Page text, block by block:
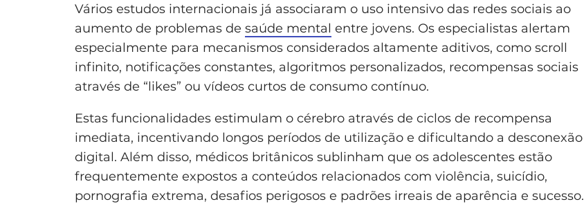
Vários estudos internacionais já associaram o uso intensivo das redes sociais ao
aumento de problemas de saúde mental entre jovens. Os especialistas alertam
especialmente para mecanismos considerados altamente aditivos, como scroll
infinito, notificações constantes, algoritmos personalizados, recompensas sociais
através de “likes” ou vídeos curtos de consumo contínuo.
Estas funcionalidades estimulam o cérebro através de ciclos de recompensa
imediata, incentivando longos períodos de utilização e dificultando a desconexão
digital. Além disso, médicos britânicos sublinham que os adolescentes estão
frequentemente expostos a conteúdos relacionados com violência, suicídio,
pornografia extrema, desafios perigosos e padrões irreais de aparência e sucesso.